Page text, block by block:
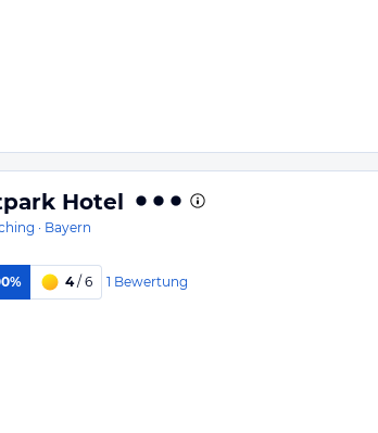
Hotel
· Bayern
4/ 6 1 Bewertung